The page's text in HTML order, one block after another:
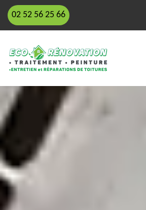
02 52 56 25 66